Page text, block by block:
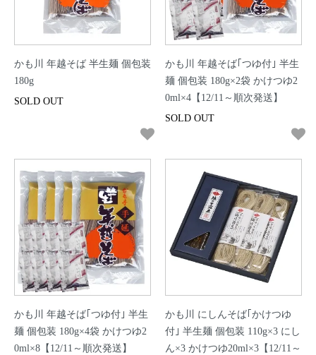
かも川 年越そば 半生麺 個包装
180g
SOLD OUT
かも川 年越そば｢つゆ付｣ 半生
麺 個包装 180g×2袋 かけつゆ2
0ml×4【12/11～順次発送】
SOLD OUT
かも川 年越そば｢つゆ付｣ 半生
麺 個包装 180g×4袋 かけつゆ2
0ml×8【12/11～順次発送】
かも川 にしんそば｢かけつゆ
付｣ 半生麺 個包装 110g×3 にし
ん×3 かけつゆ20ml×3【12/11～